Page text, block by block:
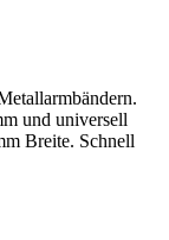
und universell
Breite. Schnell